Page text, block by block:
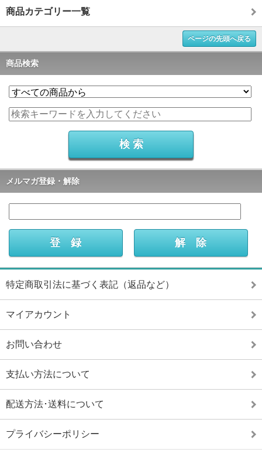
商品カテゴリー一覧
ページの先頭へ戻る
商品検索
メルマガ登録・解除
特定商取引法に基づく表記（返品など）
マイアカウント
お問い合わせ
支払い方法について
配送方法･送料について
プライバシーポリシー